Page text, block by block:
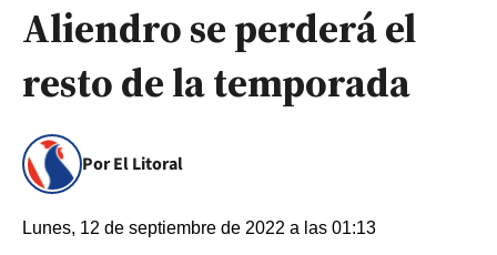
Aliendro se perderá el
resto de la temporada
Por El Litoral
Lunes, 12 de septiembre de 2022 a las 01:13